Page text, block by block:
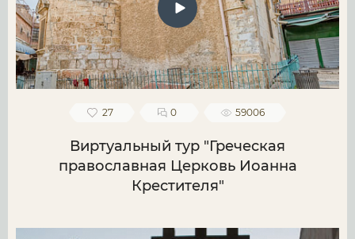
27 0 59006
Виртуальный тур "Греческая
православная Церковь Иоанна
Крестителя"